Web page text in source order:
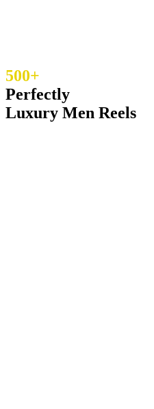
500+
Perfectly
Luxury Men Reels